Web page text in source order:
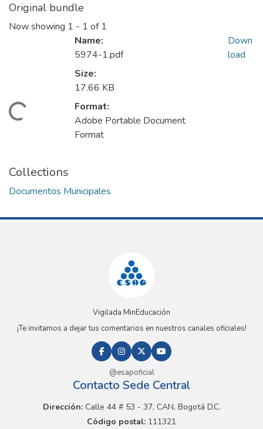
Original bundle
Now showing 1 - 1 of 1
Loading...
Name:
5974-1.pdf
Size:
17.66 KB
Format:
Adobe Portable Document
Format
Down
load
Collections
Documentos Municipales
Vigilada MinEducación
¡Te invitamos a dejar tus comentarios en nuestros canales oficiales!
@esapoficial
Contacto Sede Central
Dirección:Calle 44 # 53 - 37, CAN, Bogotá D.C.
Código postal: 111321